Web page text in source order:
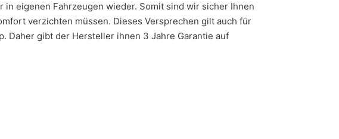
eigenen Fahrzeugen wieder. Somit sind wir sicher Ihnen
verzichten müssen. Dieses Versprechen gilt auch für
Daher gibt der Hersteller ihnen 3 Jahre Garantie auf